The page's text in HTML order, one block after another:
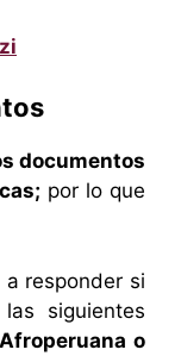
documentos
por lo que
a responder si
siguientes
o